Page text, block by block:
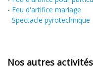
- Feu d'artifice mariage
- Spectacle pyrotechnique
Nos autres activités